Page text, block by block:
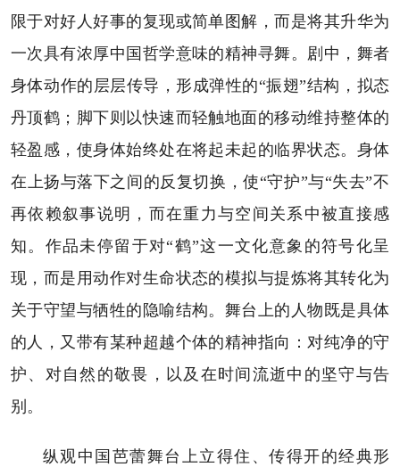
限于对好人好事的复现或简单图解，而是将其升华为
一次具有浓厚中国哲学意味的精神寻舞。剧中，舞者
身体动作的层层传导，形成弹性的“振翅”结构，拟态
丹顶鹤；脚下则以快速而轻触地面的移动维持整体的
轻盈感，使身体始终处在将起未起的临界状态。身体
在上扬与落下之间的反复切换，使“守护”与“失去”不
再依赖叙事说明，而在重力与空间关系中被直接感
知。作品未停留于对“鹤”这一文化意象的符号化呈
现，而是用动作对生命状态的模拟与提炼将其转化为
关于守望与牺牲的隐喻结构。舞台上的人物既是具体
的人，又带有某种超越个体的精神指向：对纯净的守
护、对自然的敬畏，以及在时间流逝中的坚守与告
别。
纵观中国芭蕾舞台上立得住、传得开的经典形